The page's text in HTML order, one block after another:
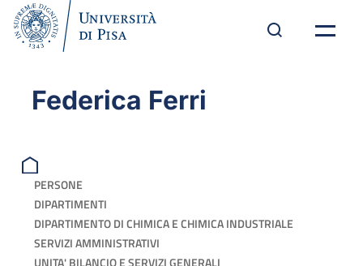
Federica Ferri
PERSONE
DIPARTIMENTI
DIPARTIMENTO DI CHIMICA E CHIMICA INDUSTRIALE
SERVIZI AMMINISTRATIVI
UNITA' BILANCIO E SERVIZI GENERALI